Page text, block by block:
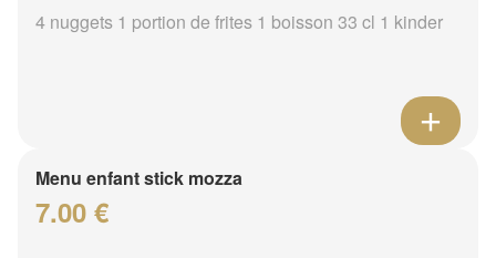
4 nuggets 1 portion de frites 1 boisson 33 cl 1 kinder
Menu enfant stick mozza
7.00 €